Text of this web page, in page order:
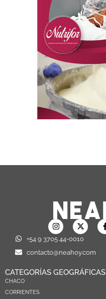
+54 9 3705 44-0010
contacto@neahoy.com
CATEGORÍAS GEOGRÁFICAS
CHACO
CORRIENTES